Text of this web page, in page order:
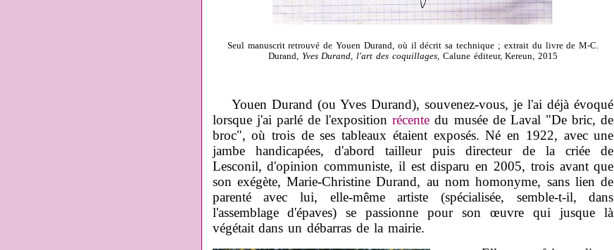
Seul manuscrit retrouvé de Youen Durand, où il décrit sa technique ; extrait du livre de M-C.
Durand, Yves Durand, l'art des coquillages, Calune éditeur, Kereun, 2015
Youen Durand (ou Yves Durand), souvenez-vous, je l'ai déjà évoqué
lorsque j'ai parlé de l'expositionrécente du musée de Laval "De bric, de
broc", où trois de ses tableaux étaient exposés. Né en 1922, avec une
jambe handicapées, d'abord tailleur puis directeur de la criée de
Lesconil, d'opinion communiste, il est disparu en 2005, trois avant que
son exégète, Marie-Christine Durand, au nom homonyme, sans lien de
parenté avec lui, elle-même artiste (spécialisée, semble-t-il, dans
l'assemblage d'épaves) se passionne pour son œuvre qui jusque là
végétait dans un débarras de la mairie.